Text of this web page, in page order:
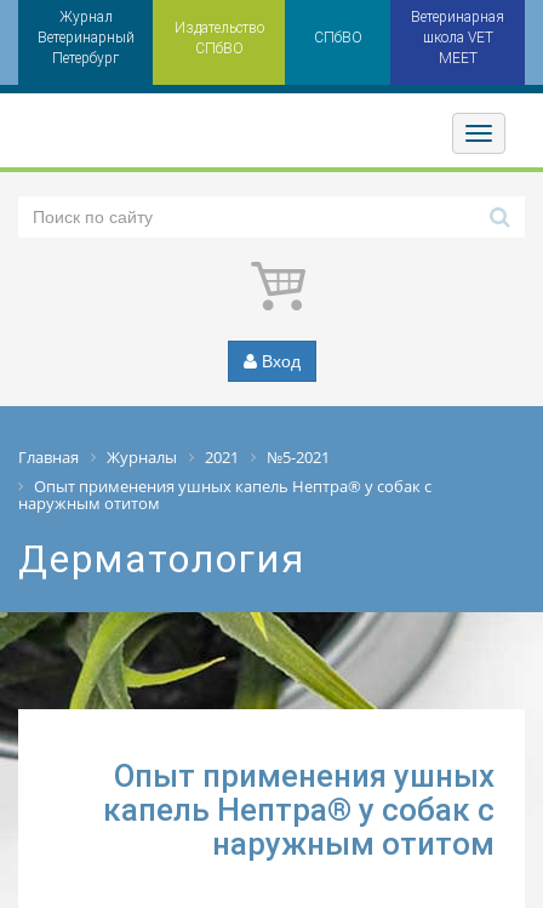
Журнал
Ветеринарный
Петербург
Издательство
СПбВО
СПбВО
Ветеринарная
школа VET
MEET
Toggler
Вход
Главная Журналы 2021
№5-2021
Опыт применения ушных капель Нептра® у собак с
наружным отитом
Дерматология
Опыт применения ушных
капель Нептра® у собак с
наружным отитом